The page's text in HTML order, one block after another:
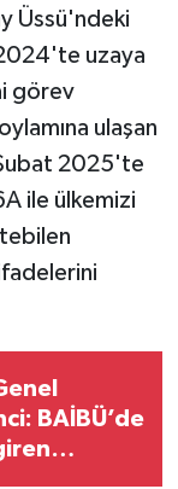
Üssü'ndeki
uzaya
görev
ulaşan
Şubat 2025'te
ile ülkemizi
BAİBÜ’de